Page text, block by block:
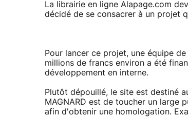
La librairie en ligne Alapage.com
décidé de se consacrer à un projet
Pour lancer ce projet, une équipe
millions de francs environ a été
développement en interne.
Plutôt dépouillé, le site est destiné
MAGNARD est de toucher un large
afin d'obtenir une homologation.